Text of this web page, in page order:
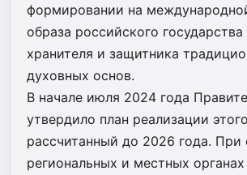
формировании на
образа российского государства
хранителя и защитника
духовных основ.
В начале июля 2024 года
утвердило план реализации
рассчитанный до 2026 года. При
региональных и местных органах